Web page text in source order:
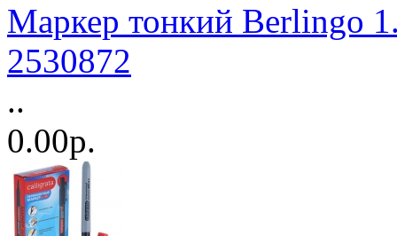
Маркер тонкий Berlingo
2530872
..
0.00р.